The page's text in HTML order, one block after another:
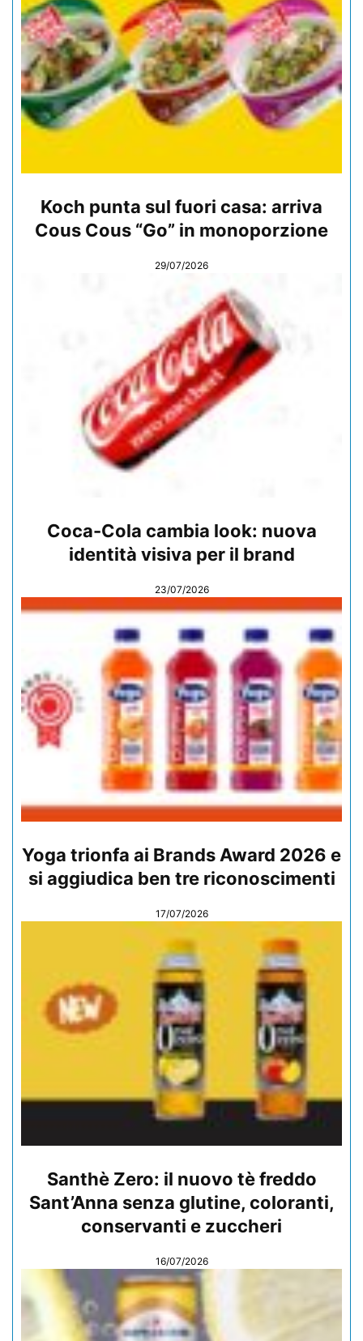
Koch punta sul fuori casa: arriva
Cous Cous “Go” in monoporzione
29/07/2026
Coca-Cola cambia look: nuova
identità visiva per il brand
23/07/2026
Yoga trionfa ai Brands Award 2026 e
si aggiudica ben tre riconoscimenti
17/07/2026
Santhè Zero: il nuovo tè freddo
Sant’Anna senza glutine, coloranti,
conservanti e zuccheri
16/07/2026